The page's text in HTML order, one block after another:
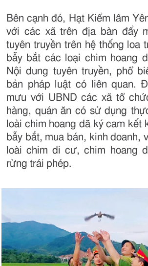
Bên cạnh đó, Hạt Kiểm lâm
với các xã trên địa bàn đẩy
tuyên truyền trên hệ thống loa
bẫy bắt các loại chim hoang
Nội dung tuyên truyền, phổ
bản pháp luật có liên quan.
mưu với UBND các xã tổ
hàng, quán ăn có sử dụng
loài chim hoang dã ký cam kết
bẫy bắt, mua bán, kinh doanh,
loài chim di cư, chim hoang
rừng trái phép.